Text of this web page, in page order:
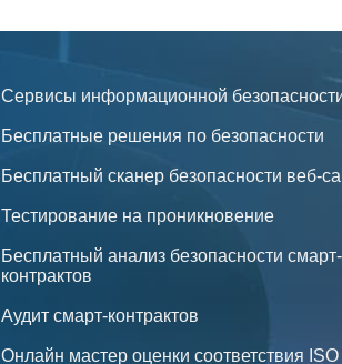
Сервисы информационной
Бесплатные решения по безопасности
Бесплатный сканер безопасности веб-
Тестирование на проникновение
Бесплатный анализ безопасности смарт-
контрактов
Аудит смарт-контрактов
Онлайн мастер оценки соответствия ISO